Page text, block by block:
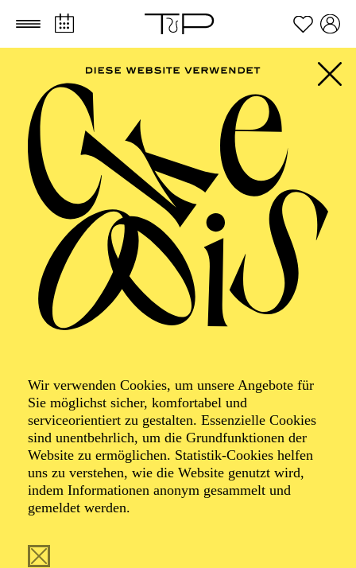
Zum Hauptinhalt springen Zum Footer springen
Wir verwenden Cookies, um unsere Angebote für
Sie möglichst sicher, komfortabel und
serviceorientiert zu gestalten. Essenzielle Cookies
sind unentbehrlich, um die Grundfunktionen der
Website zu ermöglichen. Statistik-Cookies helfen
uns zu verstehen, wie die Website genutzt wird,
indem Informationen anonym gesammelt und
gemeldet werden.
AALTO BALLETT
Argen­tinische
Nacht
Milonga
Argentinisches Tanzfest mit Natalia Beráscola